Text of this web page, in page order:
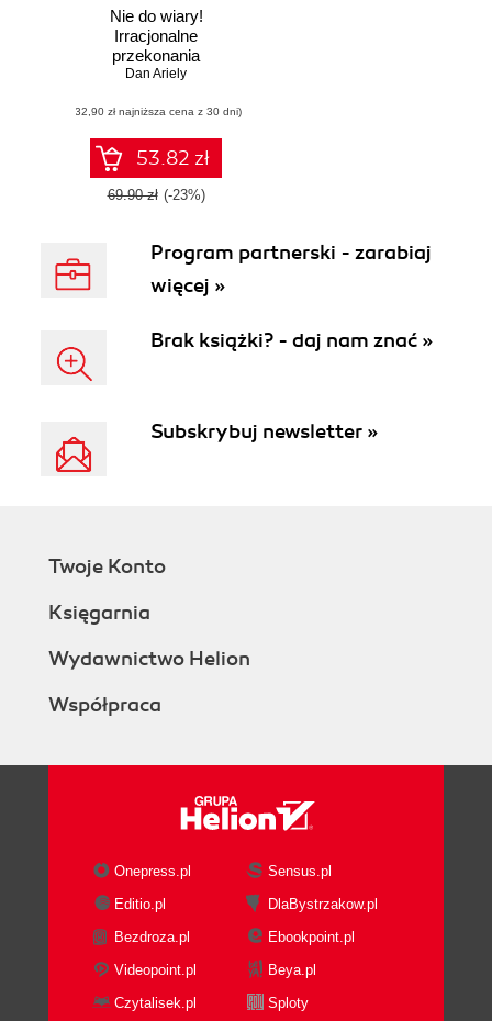
Nie do wiary!
Irracjonalne
przekonania
racjonalnych ludzi
Dan Ariely
(32,90 zł najniższa cena z 30 dni)
53.82 zł
69.90 zł (-23%)
Program partnerski - zarabiaj
więcej »
Brak książki? - daj nam znać »
Subskrybuj newsletter »
Twoje Konto
Księgarnia
Wydawnictwo Helion
Współpraca
Onepress.pl
Sensus.pl
Editio.pl
DlaBystrzakow.pl
Bezdroza.pl
Ebookpoint.pl
Videopoint.pl
Beya.pl
Czytalisek.pl
Sploty